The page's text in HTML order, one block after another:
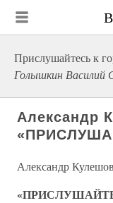
Прислушайтесь к
Голышкин Василий
Александр
Александр Кулешов